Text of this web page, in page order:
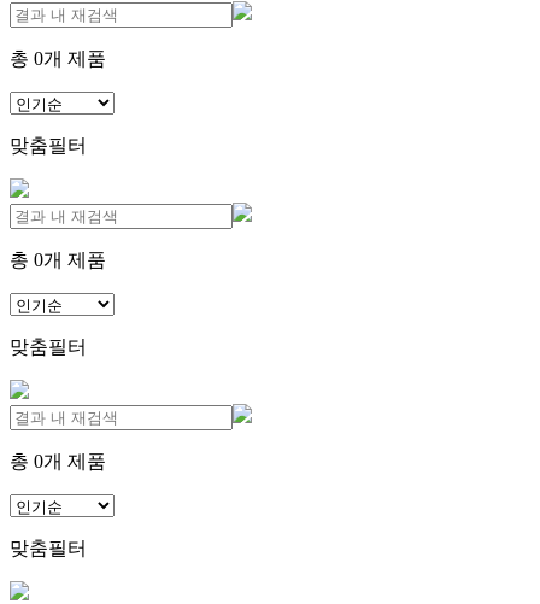
총 0개 제품
맞춤필터
총 0개 제품
맞춤필터
총 0개 제품
맞춤필터